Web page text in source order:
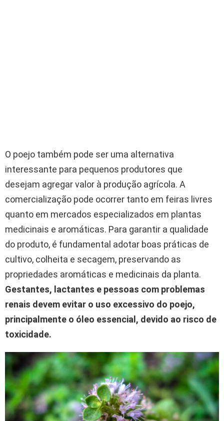
O poejo também pode ser uma alternativa
interessante para pequenos produtores que
desejam agregar valor à produção agrícola. A
comercialização pode ocorrer tanto em feiras livres
quanto em mercados especializados em plantas
medicinais e aromáticas. Para garantir a qualidade
do produto, é fundamental adotar boas práticas de
cultivo, colheita e secagem, preservando as
propriedades aromáticas e medicinais da planta.
Gestantes, lactantes e pessoas com problemas
renais devem evitar o uso excessivo do poejo,
principalmente o óleo essencial, devido ao risco de
toxicidade.